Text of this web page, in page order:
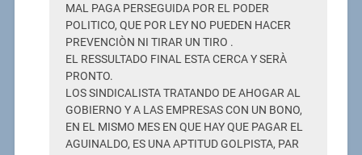
MAL PAGA PERSEGUIDA POR EL PODER
POLITICO, QUE POR LEY NO PUEDEN HACER
PREVENCIÒN NI TIRAR UN TIRO .
EL RESSULTADO FINAL ESTA CERCA Y SERÀ
PRONTO.
LOS SINDICALISTA TRATANDO DE AHOGAR AL
GOBIERNO Y A LAS EMPRESAS CON UN BONO,
EN EL MISMO MES EN QUE HAY QUE PAGAR EL
AGUINALDO, ES UNA APTITUD GOLPISTA, PAR